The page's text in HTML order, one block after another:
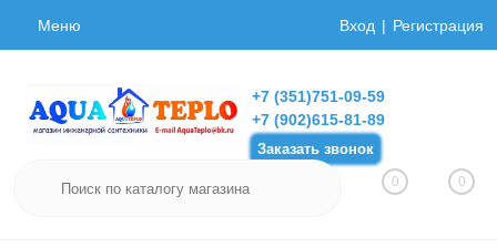
Меню Вход Регистрация
+7 (351)751-09-59
+7 (902)615-81-89
Заказать звонок
0 0